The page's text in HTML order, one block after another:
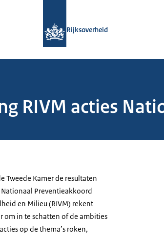
Rijksoverheid
RIVM acties
Tweede Kamer de resultaten
Preventieakkoord
en Milieu (RIVM) rekent
om in te schatten of de ambities
op de thema’s roken,